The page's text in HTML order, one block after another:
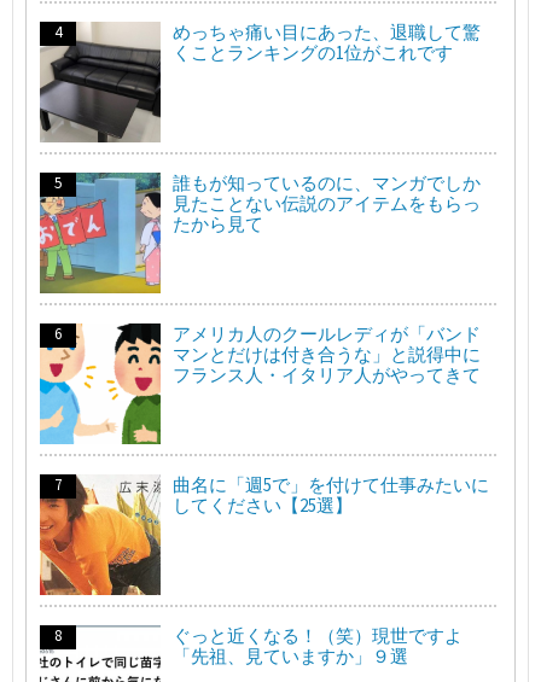
めっちゃ痛い目にあった、退職して驚
くことランキングの1位がこれです
誰もが知っているのに、マンガでしか
見たことない伝説のアイテムをもらっ
たから見て
アメリカ人のクールレディが「バンド
マンとだけは付き合うな」と説得中に
フランス人・イタリア人がやってきて
曲名に「週5で」を付けて仕事みたいに
してください【25選】
ぐっと近くなる！（笑）現世ですよ
「先祖、見ていますか」９選